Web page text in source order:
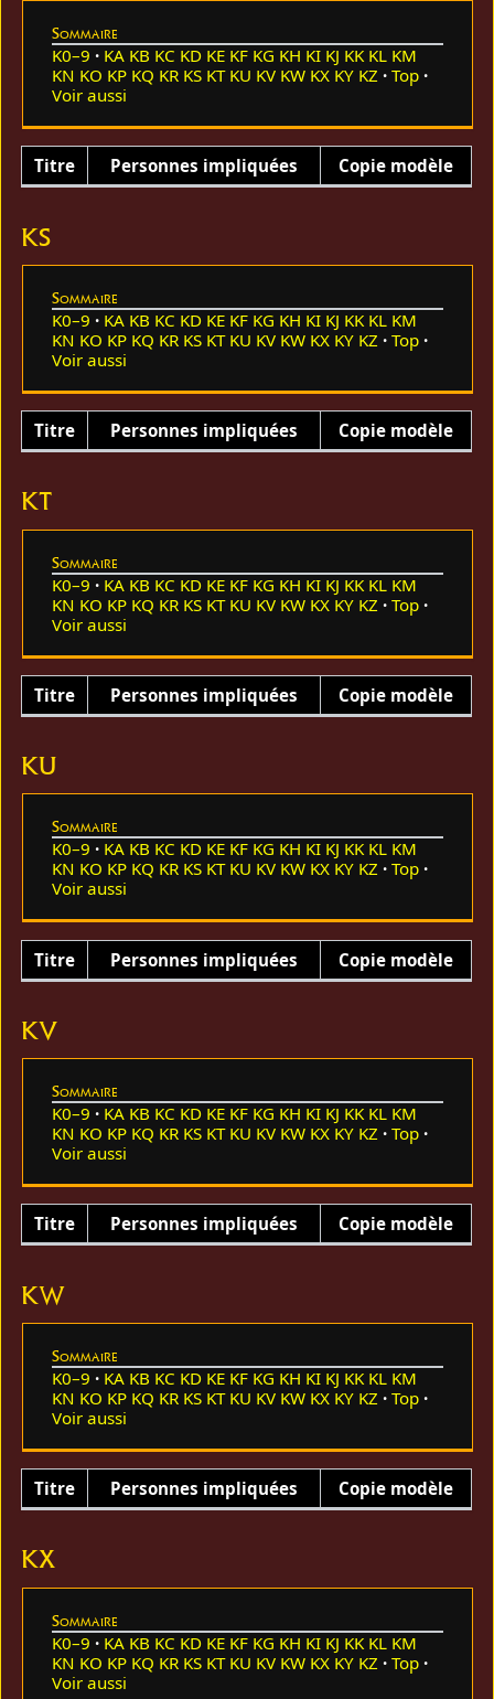
Sommaire
K0–9 KA KB KC KD KE KF KG KH KI KJ KK KL KM
KN KO KP KQ KR KS KT KU KV KW KX KY KZ
Top
Voir aussi
Titre Personnes impliquées Copie modèle
KS
Sommaire
K0–9 KA KB KC KD KE KF KG KH KI KJ KK KL KM
KN KO KP KQ KR KS KT KU KV KW KX KY KZ
Top
Voir aussi
Titre Personnes impliquées Copie modèle
KT
Sommaire
K0–9 KA KB KC KD KE KF KG KH KI KJ KK KL KM
KN KO KP KQ KR KS KT KU KV KW KX KY KZ
Top
Voir aussi
Titre Personnes impliquées Copie modèle
KU
Sommaire
K0–9 KA KB KC KD KE KF KG KH KI KJ KK KL KM
KN KO KP KQ KR KS KT KU KV KW KX KY KZ
Top
Voir aussi
Titre Personnes impliquées Copie modèle
KV
Sommaire
K0–9 KA KB KC KD KE KF KG KH KI KJ KK KL KM
KN KO KP KQ KR KS KT KU KV KW KX KY KZ
Top
Voir aussi
Titre Personnes impliquées Copie modèle
KW
Sommaire
K0–9 KA KB KC KD KE KF KG KH KI KJ KK KL KM
KN KO KP KQ KR KS KT KU KV KW KX KY KZ
Top
Voir aussi
Titre Personnes impliquées Copie modèle
KX
Sommaire
K0–9 KA KB KC KD KE KF KG KH KI KJ KK KL KM
KN KO KP KQ KR KS KT KU KV KW KX KY KZ
Top
Voir aussi